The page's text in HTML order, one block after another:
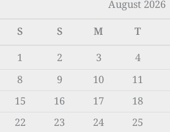
August 2026
S
S M T
1
2 3 4
8
9 10 11
15
16 17 18
22
23 24 25